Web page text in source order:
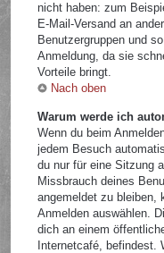
nicht haben: zum
E-Mail-Versand an
Benutzergruppen und
Anmeldung, da sie
Vorteile bringt.
Nach oben
Warum werde ich
Wenn du beim
jedem Besuch
du nur für eine Sitzung
Missbrauch deines
angemeldet zu bleiben,
Anmelden auswählen.
dich an einem
Internetcafé, befindest.